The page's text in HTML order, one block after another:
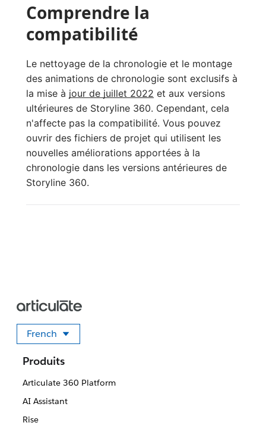
Comprendre la
compatibilité
Le nettoyage de la chronologie et le montage
des animations de chronologie sont exclusifs à
la mise à jour de juillet 2022 et aux versions
ultérieures de Storyline 360. Cependant, cela
n'affecte pas la compatibilité. Vous pouvez
ouvrir des fichiers de projet qui utilisent les
nouvelles améliorations apportées à la
chronologie dans les versions antérieures de
Storyline 360.
French
Sélectionner votre langue
Produits
Articulate 360 Platform
AI Assistant
Rise